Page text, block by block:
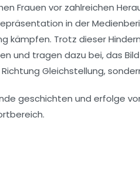
Frauen vor zahlreichen
in der
kämpfen. Trotz dieser
und tragen dazu bei, das
Gleichstellung,